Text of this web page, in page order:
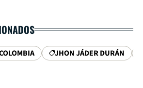
JHON JÁDER DURÁN